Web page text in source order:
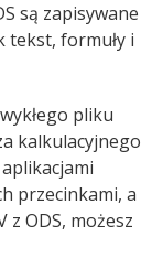
są zapisywane
tekst, formuły i
pliku
kalkulacyjnego
przecinkami, a
z ODS, możesz